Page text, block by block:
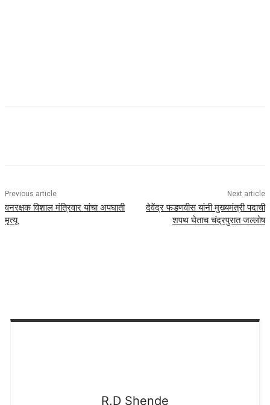
Previous article
वनरक्षक विशाल मंत्रिवार यांचा अपघाती
मृत्यू
Next article
देवेंद्र फडणवीस यांनी मुख्यमंत्री पदाची
शपथ घेताच चंद्रपुरात जल्लोष
R.D Shende